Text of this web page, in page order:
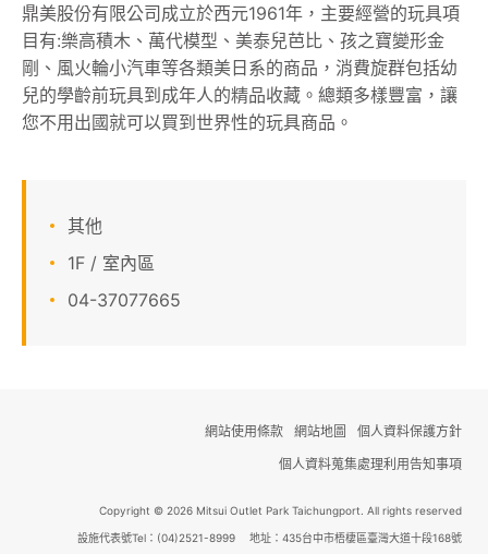
櫃位資訊
顧客服務
線上DM
鼎美股份有限公司成立於西元1961年，主要經營的玩具項
目有:樂高積木、萬代模型、美泰兒芭比、孩之寶變形金
剛、風火輪小汽車等各類美日系的商品，消費旋群包括幼
兒的學齡前玩具到成年人的精品收藏。總類多樣豐富，讓
您不用出國就可以買到世界性的玩具商品。
其他
1F / 室內區
04-37077665
網站使用條款 網站地圖
個人資料保護方針
個人資料蒐集處理利用告知事項
Copyright © 2026 Mitsui Outlet Park Taichungport. All rights reserved
設施代表號Tel：(04)2521-8999 地址：435台中市梧棲區臺灣大道十段168號